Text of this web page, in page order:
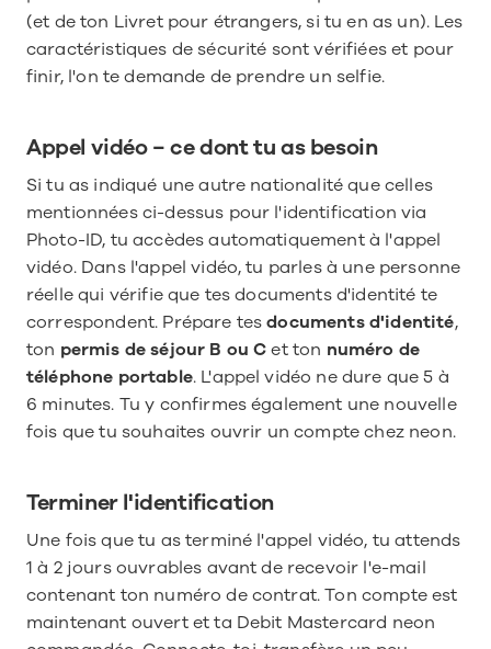
(et de ton Livret pour étrangers, si tu en as un). Les
caractéristiques de sécurité sont vérifiées et pour
finir, l'on te demande de prendre un selfie.
Appel vidéo − ce dont tu as besoin
Si tu as indiqué une autre nationalité que celles
mentionnées ci-dessus pour l'identification via
Photo-ID, tu accèdes automatiquement à l'appel
vidéo. Dans l'appel vidéo, tu parles à une personne
réelle qui vérifie que tes documents d'identité te
correspondent. Prépare tes documents d'identité,
ton permis de séjour B ou C et ton numéro de
téléphone portable. L'appel vidéo ne dure que 5 à
6 minutes. Tu y confirmes également une nouvelle
fois que tu souhaites ouvrir un compte chez neon.
Terminer l'identification
Une fois que tu as terminé l'appel vidéo, tu attends
1 à 2 jours ouvrables avant de recevoir l'e-mail
contenant ton numéro de contrat. Ton compte est
maintenant ouvert et ta Debit Mastercard neon